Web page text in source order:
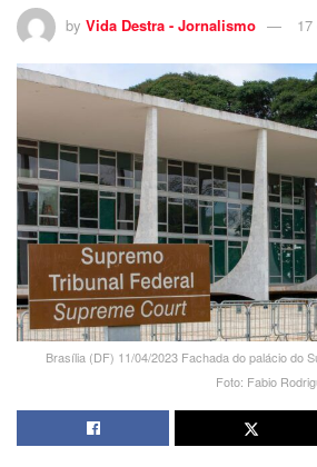
by Vida Destra - Jornalismo
Brasília (DF) 11/04/2023 Fachada do palácio do
Foto: Fabio